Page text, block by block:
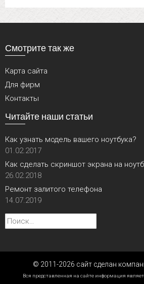
Смотрите так же
Карта сайта
Для фирм
Контакты
Читайте наши статьи
Как узнать модель вашего ноутбука?
01.02.2017
Как сделать скриншот экрана на
26.02.2018
Ремонт залитого телефона
14.07.2019
Найти:
© 2011-2026 сайт сделан
Вся представленная на сайте информация